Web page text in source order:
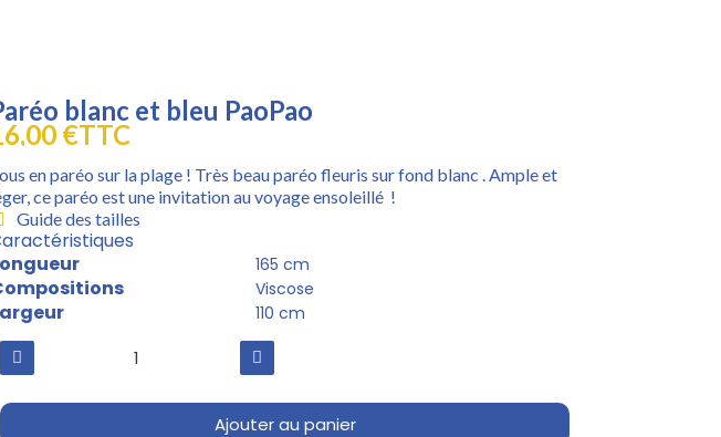
blanc et bleu PaoPao
€TTC
en paréo sur la plage ! Très beau paréo fleuris sur fond blanc . Ample et
ce paréo est une invitation au voyage ensoleillé !
Guide des tailles
165 cm
Viscose
110 cm
Ajouter au panier